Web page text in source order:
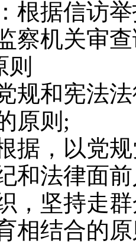
根据信访
察机关审
规和宪法
原则;
据，以党
和法律面
，坚持走
相结合的